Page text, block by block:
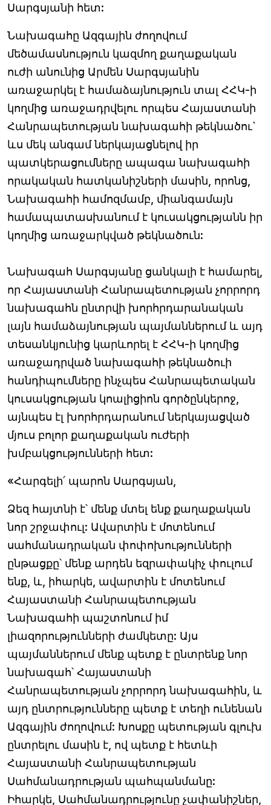
Սարգսյանի հետ:
Նախագահը Ազգային ժողովում
մեծամասնություն կազմող քաղաքական
ուժի անունից Արմեն Սարգսյանին
առաջարկել է համաձայնություն տալ ՀՀԿ-ի
կողմից առաջադրվելու որպես Հայաստանի
Հանրապետության նախագահի թեկնածու`
ևս մեկ անգամ ներկայացնելով իր
պատկերացումները ապագա նախագահի
որակական հատկանիշների մասին, որոնց,
Նախագահի համոզմամբ, միանգամայն
համապատասխանում է կուսակցությանն իր
կողմից առաջարկված թեկնածուն:
Նախագահ Սարգսյանը ցանկալի է համարել,
որ Հայաստանի Հանրապետության չորրորդ
նախագահն ընտրվի խորհրդարանական
լայն համաձայնության պայմաններում և այդ
տեսանկյունից կարևորել է ՀՀԿ-ի կողմից
առաջադրված նախագահի թեկնածուի
հանդիպումները ինչպես Հանրապետական
կուսակցության կոալիցիոն գործընկերոջ,
այնպես էլ խորհրդարանում ներկայացված
մյուս բոլոր քաղաքական ուժերի
խմբակցությունների հետ:
«Հարգելի՛ պարոն Սարգսյան,
Ձեզ հայտնի է՝ մենք մտել ենք քաղաքական
նոր շրջափուլ: Ավարտին է մոտենում
սահմանադրական փոփոխությունների
ընթացքը՝ մենք արդեն եզրափակիչ փուլում
ենք, և, իհարկե, ավարտին է մոտենում
Հայաստանի Հանրապետության
Նախագահի պաշտոնում իմ
լիազորությունների ժամկետը: Այս
պայմաններում մենք պետք է ընտրենք նոր
նախագահ՝ Հայաստանի
Հանրապետության չորրորդ նախագահին, և
այդ ընտրությունները պետք է տեղի ունենան
Ազգային ժողովում: Խոսքը պետության գլուխ
ընտրելու մասին է, ով պետք է հետևի
Հայաստանի Հանրապետության
Սահմանադրության պահպանմանը:
Իհարկե, Սահմանադրությունը չափանիշներ,